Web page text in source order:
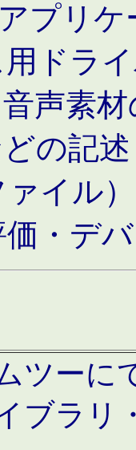
プリ
ドラ
声素
の記
イル）
・デ
ツーに
ブラリ